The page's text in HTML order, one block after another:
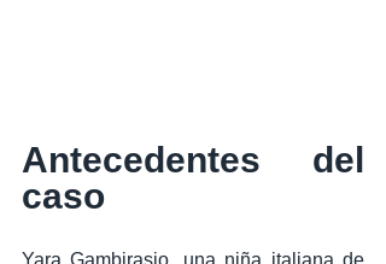
Antecedentes del
caso
Yara Gambirasio, una niña italiana de